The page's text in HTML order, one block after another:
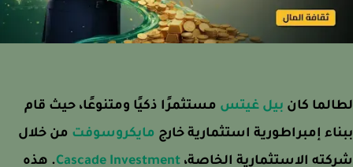
كانبيل غيتسمستثمرًا ذكيًا ومتنوعًا، حيث قام
إمبراطورية استثمارية خارجمايكروسوفتمن خلال
الاستثمارية الخاصة،Cascade Investment. هذه